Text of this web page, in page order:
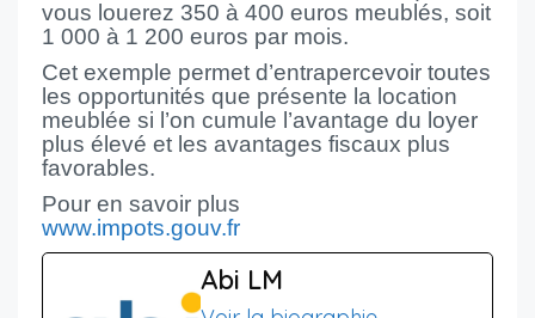
vous louerez 350 à 400 euros meublés, soit
1 000 à 1 200 euros par mois.
Cet exemple permet d’entrapercevoir toutes
les opportunités que présente la location
meublée si l’on cumule l’avantage du loyer
plus élevé et les avantages fiscaux plus
favorables.
Pour en savoir plus
www.impots.gouv.fr
Abi LM